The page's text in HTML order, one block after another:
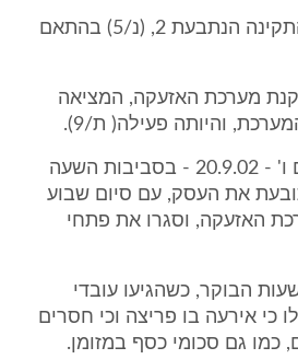
את מערכת האזעקה התקינה הנתבעת 2, (נ/5) בהתאם
התקנת מערכת האזעקה, המציאה
והיותה פעילה( ת/9).
לטענת התובעים, ביום ו' - 20.9.02 - בסביבות השעה
התובעת את העסק, עם סיום שבוע
האזעקה, וסגרו את פתחי
- 22.9.02 - בשעות הבוקר, כשהגיעו עובדי
כי אירעה בו פריצה וכי חסרים
כמו גם סכומי כסף במזומן.